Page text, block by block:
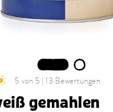
2
5 von 5 | 13 Bewertungen
gemahlen